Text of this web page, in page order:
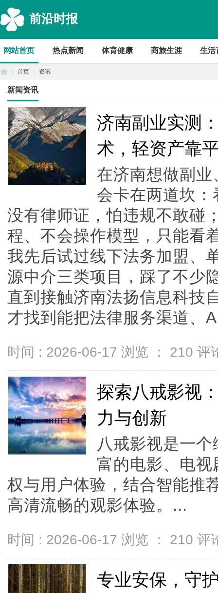
前沿时报
网站首页 热点新闻 体育健康 商旅生涯 生活
›
首页
›
资讯
新闻资讯
济南副业实测
术，轻资产靠
在济南想做副
会卡在两道坎
没有律师证，怕违规不敢碰
程、不会操作模型，只能看
我先后试过线下法务加盟、
源中介三类项目，踩了不少
直到接触济南法扬信息科技
才找到能把法律服务渠道、
时间 : 2026-06-17 浏览 ： 210 评
探索八戒影视
力与创新
八戒影视是一
富的电影、电
权与用户体验，结合智能推
高清流畅的观影体验。...
时间 : 2026-06-17 浏览 ： 210 评
专业安保，守